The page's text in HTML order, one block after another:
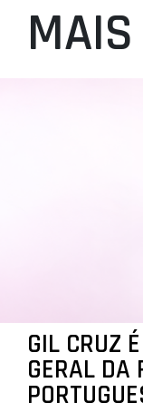
GIL CRUZ
GERAL DA